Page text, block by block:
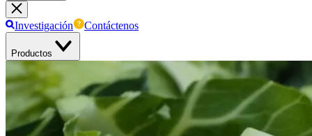
Investigación Contáctenos
Productos